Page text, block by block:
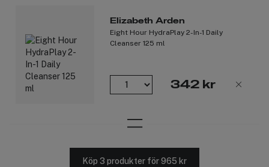
Elizabeth Arden
Eight Hour HydraPlay 2-In-1 Daily
Cleanser 125 ml
342 kr
Köp 3 produkter för 965 kr